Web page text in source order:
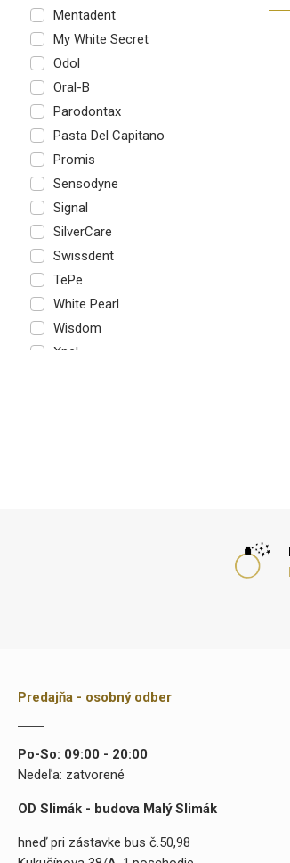
Mentadent
My White Secret
Odol
Oral-B
Parodontax
Pasta Del Capitano
Promis
Sensodyne
Signal
SilverCare
Swissdent
TePe
White Pearl
Wisdom
Xpel
Predajňa - osobný odber
Po-So: 09:00 - 20:00
Nedeľa: zatvorené
OD Slimák - budova Malý Slimák
hneď pri zástavke bus č.50,98